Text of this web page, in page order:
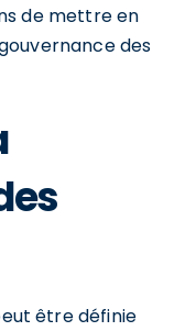
de mettre en
des
être définie